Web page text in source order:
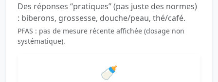
Des réponses “pratiques” (pas juste des normes)
: biberons, grossesse, douche/peau, thé/café.
PFAS : pas de mesure récente affichée (dosage non
systématique).
🍼